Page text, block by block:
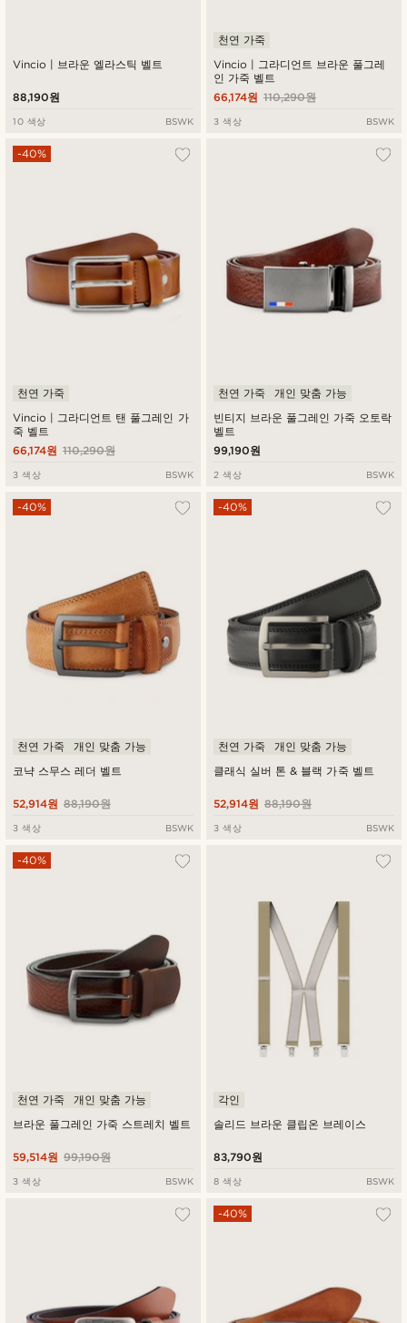
Vincio | 브라운 엘라스틱 벨트
88,190원
10 색상 BSWK
Vincio | 그라디언트 브라운 풀그레
인 가죽 벨트
천연 가죽
110,290원
66,174원
3 색상 BSWK
Vincio | 그라디언트 탠 풀그레인 가
죽 벨트
-40%
천연 가죽
110,290원
66,174원
3 색상 BSWK
빈티지 브라운 풀그레인 가죽 오토락
벨트
천연 가죽 개인 맞춤 가능
99,190원
2 색상 BSWK
코냑 스무스 레더 벨트
-40%
천연 가죽 개인 맞춤 가능
88,190원
52,914원
3 색상 BSWK
클래식 실버 톤 & 블랙 가죽 벨트
-40%
천연 가죽 개인 맞춤 가능
88,190원
52,914원
3 색상 BSWK
브라운 풀그레인 가죽 스트레치 벨트
-40%
천연 가죽 개인 맞춤 가능
99,190원
59,514원
3 색상 BSWK
솔리드 브라운 클립온 브레이스
각인
83,790원
8 색상 BSWK
-40%